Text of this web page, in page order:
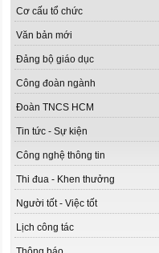
Cơ cấu tổ chức
Văn bản mới
Đảng bộ giáo dục
Công đoàn ngành
Đoàn TNCS HCM
Tin tức - Sự kiện
Công nghệ thông tin
Thi đua - Khen thưởng
Người tốt - Việc tốt
Lịch công tác